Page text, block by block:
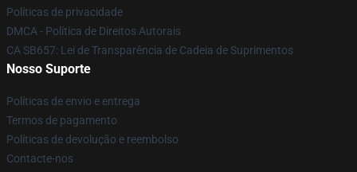
Políticas de privacidade
DMCA - Política de Direitos Autorais
CA SB657: Lei de Transparência de Cadeia de Suprimentos
Nosso Suporte
Políticas de envio e entrega
Termos de pagamento
Políticas de devolução e reembolso
Contacte-nos